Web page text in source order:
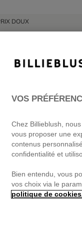
DOUX
VOS
Chez Billieblush,
vous proposer une
contenus
confidentialité et
Bien entendu, vous
vos choix via le
politique de